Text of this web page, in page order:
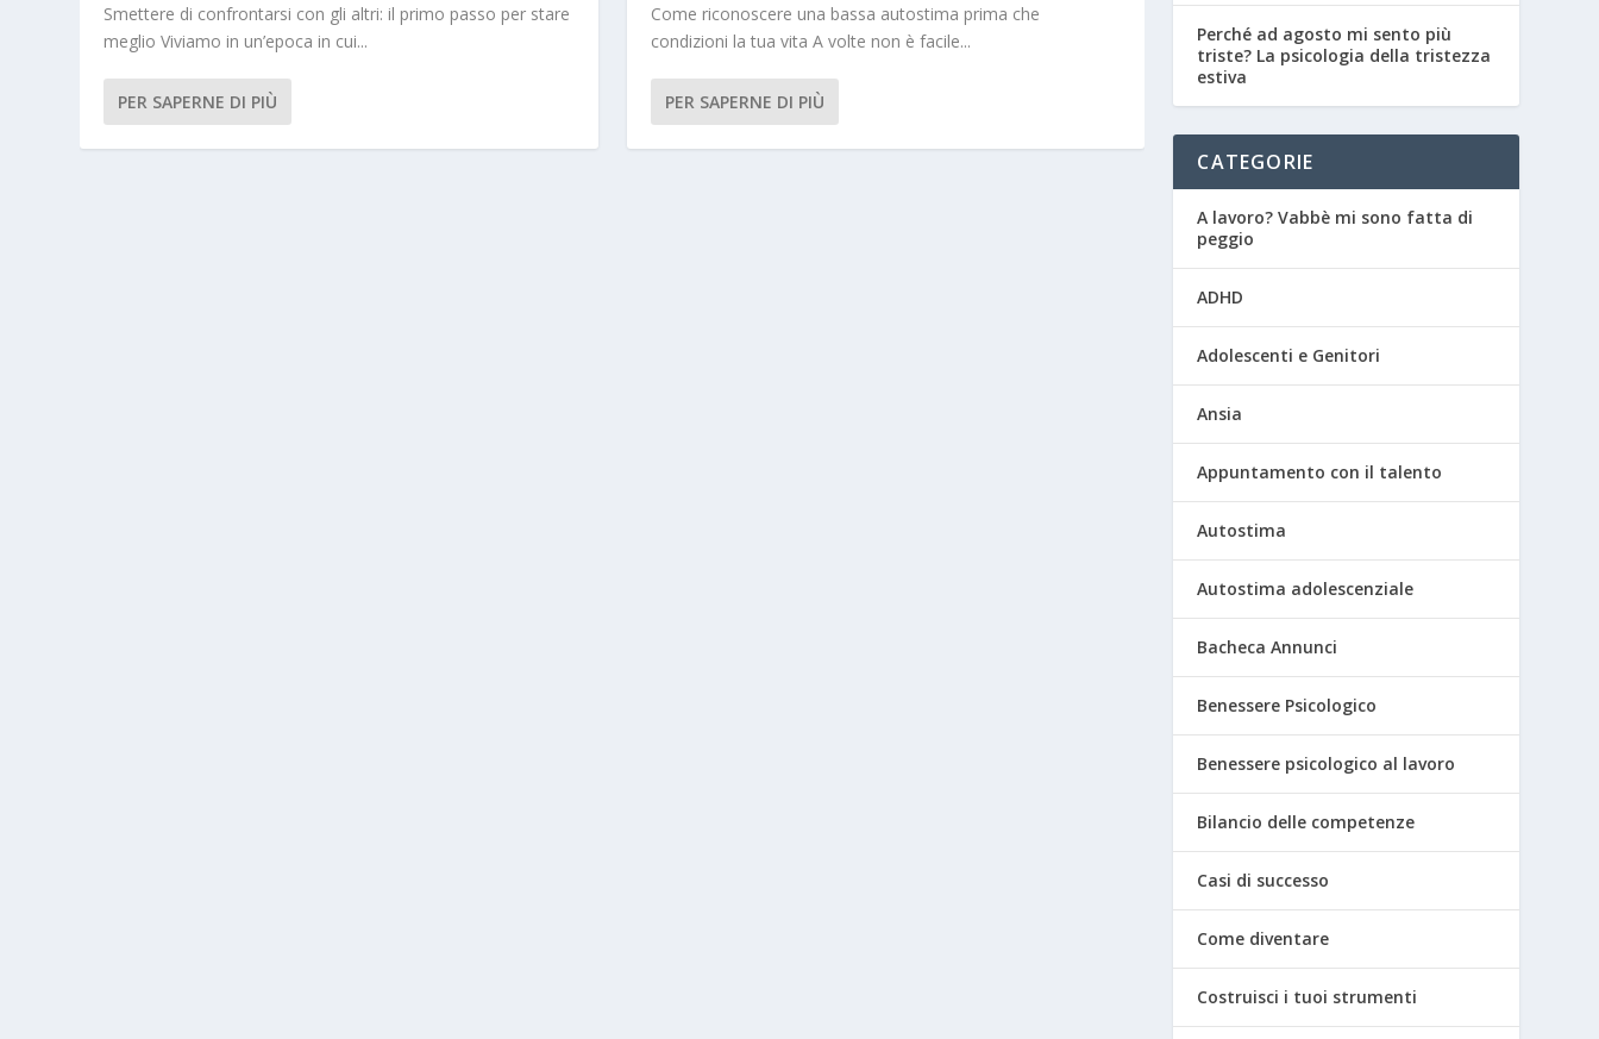
Smettere di confrontarsi con gli altri: il primo passo per stare
meglio Viviamo in un’epoca in cui...
PER SAPERNE DI PIÙ
Come riconoscere una bassa autostima prima che
condizioni la tua vita A volte non è facile...
PER SAPERNE DI PIÙ
Perché ad agosto mi sento più
triste? La psicologia della tristezza
estiva
CATEGORIE
A lavoro? Vabbè mi sono fatta di
peggio
ADHD
Adolescenti e Genitori
Ansia
Appuntamento con il talento
Autostima
Autostima adolescenziale
Bacheca Annunci
Benessere Psicologico
Benessere psicologico al lavoro
Bilancio delle competenze
Casi di successo
Come diventare
Costruisci i tuoi strumenti